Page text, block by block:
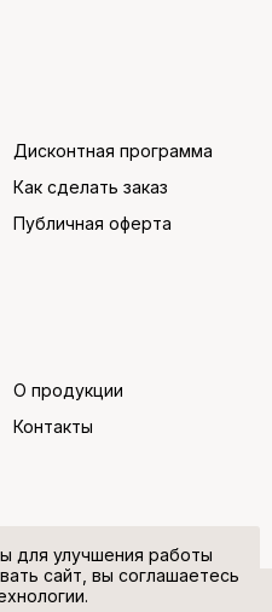
Дисконтная программа
Как сделать заказ
Публичная оферта
О продукции
Контакты
защищены.
для улучшения работы
сайт, вы соглашаетесь